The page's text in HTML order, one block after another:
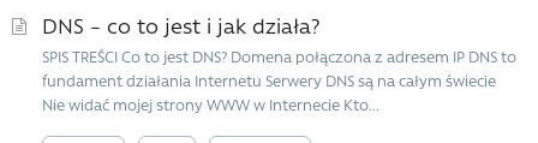
DNS – co to jest i jak działa?
SPIS TREŚCI Co to jest DNS? Domena połączona z adresem IP DNS to
fundament działania Internetu Serwery DNS są na całym świecie
Nie widać mojej strony WWW w Internecie Kto...